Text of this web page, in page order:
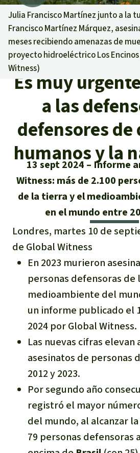
Informaciones
Informaciones
Éxitos y
Prensa
Banners
Widget
Agenda
Temas
Clima
Madera
Selva
Derechos
Bioenergía
Metales
Minería
Agrotoxicos
Aceite de
REDD
Indígena
Salva la Selva
Acerca de Salva
40 años Salva la
En los Medios
FAQ
Contacto
Búsqueda
Español
Deutsch
English
Français
Italiano
Português
Indonesia
Urgen donaciones
Certificados de
Preguntas y
Donar para un tema
Bienestar animal
Defensa de la selva
selva
Donar para una
África
Latinoamérica
Julia Francisco Martínez junto a la
Francisco Martínez Márquez,
meses recibiendo amenazas de
proyecto hidroeléctrico Los
Witness)
Es muy
a las
defensores de
humanos y la
13 sept 2024
Informe
Witness: más de 2.100
de la tierra y el
en el mundo entre
Londres, martes 10 de
de Global Witness
En 2023 murieron
personas defensoras de
medioambiente del
un informe publicado el
2024 por Global Witness.
Las nuevas cifras elevan
asesinatos de personas
2012 y 2023.
Por segundo año
registró el mayor
del mundo, al alcanzar
79 personas defensoras